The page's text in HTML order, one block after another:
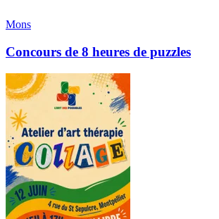
Mons
Concours de 8 heures de puzzles